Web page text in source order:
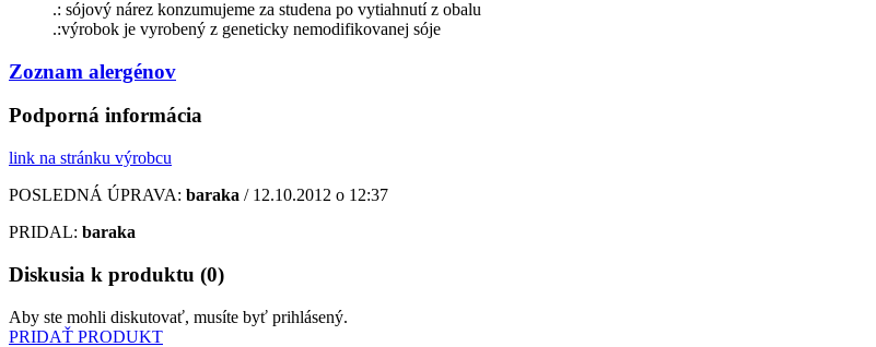
.: sójový nárez konzumujeme za studena po vytiahnutí z obalu
.:výrobok je vyrobený z geneticky nemodifikovanej sóje
Zoznam alergénov
Podporná informácia
link na stránku výrobcu
POSLEDNÁ ÚPRAVA: baraka / 12.10.2012 o 12:37
PRIDAL: baraka
Diskusia k produktu (0)
Aby ste mohli diskutovať, musíte byť prihlásený.
PRIDAŤ PRODUKT